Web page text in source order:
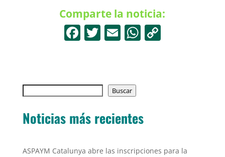
Comparte la noticia:
F
e
b
o
o
k
T
er
E
l
W
p
p
Buscar
Noticias más recientes
ASPAYM Catalunya abre las inscripciones para la